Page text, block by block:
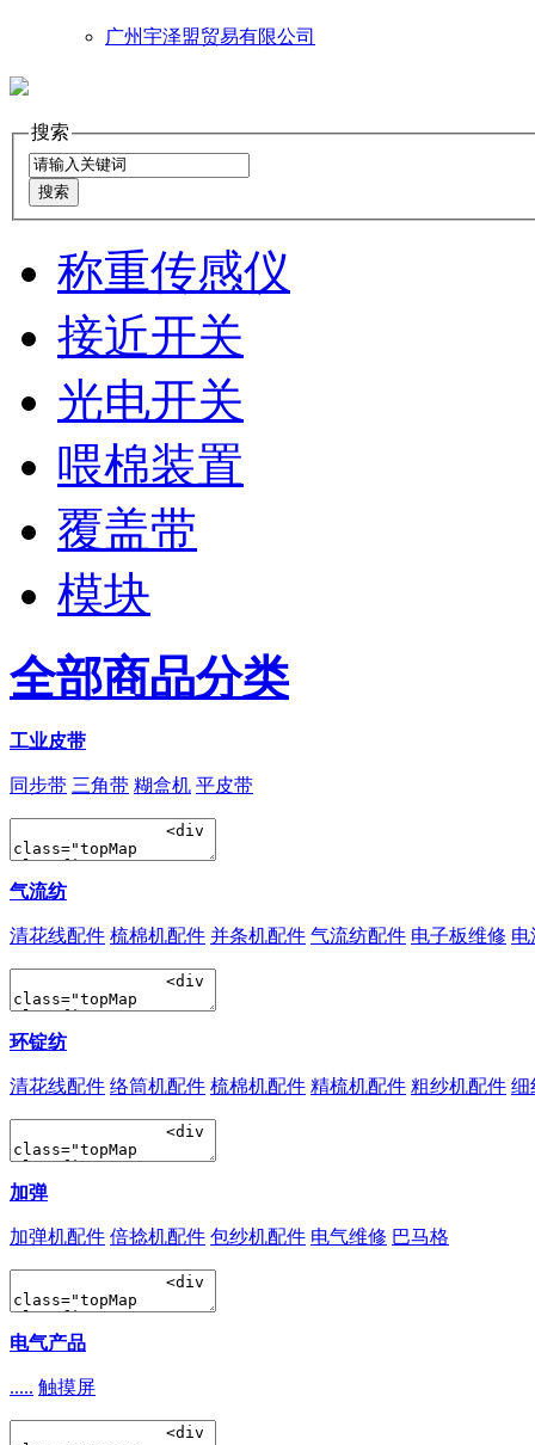
广州宇泽盟贸易有限公司
搜索
称重传感仪
接近开关
光电开关
喂棉装置
覆盖带
模块
全部商品分类
工业皮带
同步带 三角带 糊盒机 平皮带
气流纺
清花线配件 梳棉机配件 并条机配件 气流纺配件 电子板维修 电
环锭纺
清花线配件 络筒机配件 梳棉机配件 精梳机配件 粗纱机配件 细
加弹
加弹机配件 倍捻机配件 包纱机配件 电气维修 巴马格
电气产品
..... 触摸屏